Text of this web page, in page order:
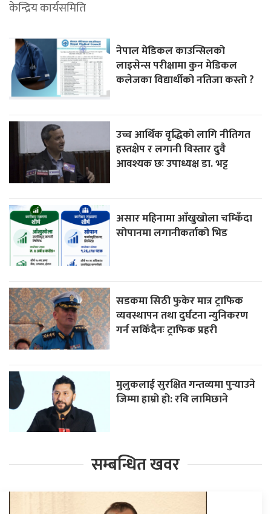
केन्द्रिय कार्यसमिति
नेपाल मेडिकल काउन्सिलको
लाइसेन्स परीक्षामा कुन मेडिकल
कलेजका विद्यार्थीको नतिजा कस्तो ?
उच्च आर्थिक वृद्धिको लागि नीतिगत
हस्तक्षेप र लगानी विस्तार दुवै
आवश्यक छः उपाध्यक्ष डा. भट्ट
असार महिनामा आँखुखोला चम्किँदा
सोपानमा लगानीकर्ताको भिड
सडकमा सिठी फुकेर मात्र ट्राफिक
व्यवस्थापन तथा दुर्घटना न्युनिकरण
गर्न सकिँदैनः ट्राफिक प्रहरी
मुलुकलाई सुरक्षित गन्तव्यमा पुर्‍याउने
जिम्मा हाम्रो हो: रवि लामिछाने
सम्बन्धित खवर